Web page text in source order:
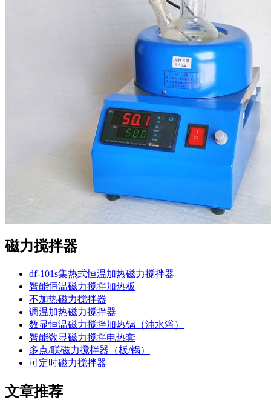
磁力搅拌器
df-101s集热式恒温加热磁力搅拌器
智能恒温磁力搅拌加热板
不加热磁力搅拌器
调温加热磁力搅拌器
数显恒温磁力搅拌加热锅（油水浴）
智能数显磁力搅拌电热套
多点/联磁力搅拌器（板/锅）
可定时磁力搅拌器
文章推荐